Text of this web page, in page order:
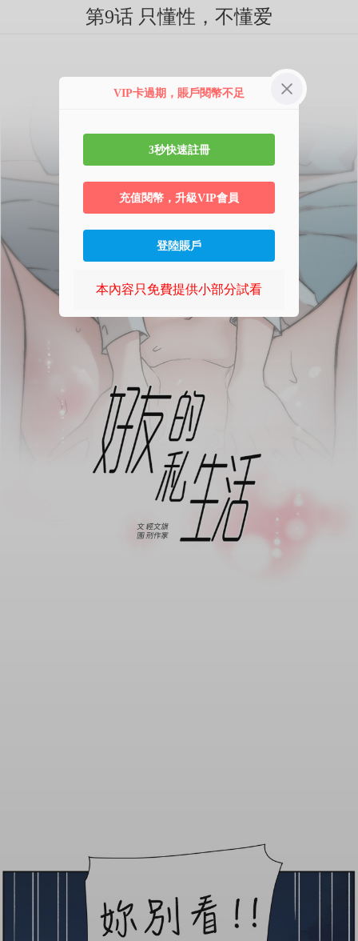
第9话 只懂性，不懂爱
VIP卡過期，賬戶閱幣不足
3秒快速註冊
充值閱幣，升級VIP會員
登陸賬戶
本內容只免費提供小部分試看